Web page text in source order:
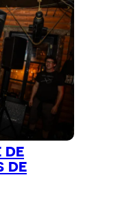
DE
DE